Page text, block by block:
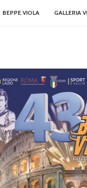
BEPPE VIOLA GALLERIA